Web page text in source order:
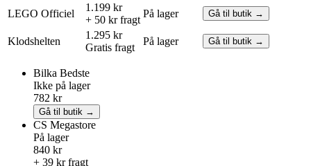
LEGO Officiel
1.199 kr
+ 50 kr fragt
På lager Gå til butik →
Klodshelten
1.295 kr
Gratis fragt
På lager Gå til butik →
Bilka Bedste
Ikke på lager
782 kr
Gå til butik →
CS Megastore
På lager
840 kr
+ 39 kr fragt